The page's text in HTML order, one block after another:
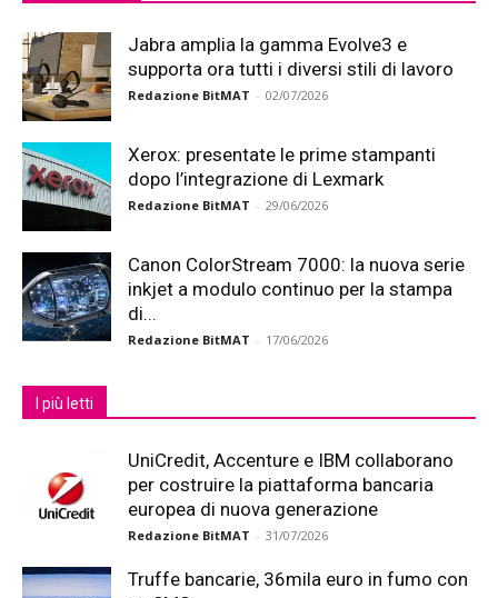
Jabra amplia la gamma Evolve3 e
supporta ora tutti i diversi stili di lavoro
Redazione BitMAT - 02/07/2026
Xerox: presentate le prime stampanti
dopo l’integrazione di Lexmark
Redazione BitMAT - 29/06/2026
Canon ColorStream 7000: la nuova serie
inkjet a modulo continuo per la stampa
di...
Redazione BitMAT - 17/06/2026
I più letti
UniCredit, Accenture e IBM collaborano
per costruire la piattaforma bancaria
europea di nuova generazione
Redazione BitMAT - 31/07/2026
Truffe bancarie, 36mila euro in fumo con